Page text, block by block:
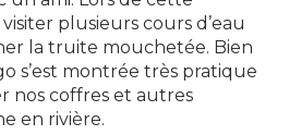
plusieurs cours d’eau
la truite mouchetée. Bien
s’est montrée très pratique
nos coffres et autres
en rivière.